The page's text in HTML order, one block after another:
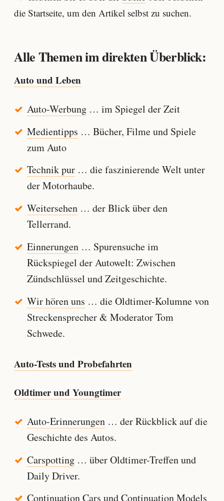
die Startseite, um den Artikel selbst zu suchen.
Alle Themen im direkten Überblick:
Auto und Leben
Auto-Werbung… im Spiegel der Zeit
Medientipps … Bücher, Filme und Spiele
zum Auto
Technik pur… die faszinierende Welt unter
der Motorhaube.
Weitersehen… der Blick über den
Tellerrand.
Einnerungen… Spurensuche im
Rückspiegel der Autowelt: Zwischen
Zündschlüssel und Zeitgeschichte.
Wir hören uns … die Oldtimer-Kolumne von
Streckensprecher & Moderator Tom
Schwede.
Auto-Tests und Probefahrten
Oldtimer und Youngtimer
Auto-Erinnerungen… der Rückblick auf die
Geschichte des Autos.
Carspotting… über Oldtimer-Treffen und
Daily Driver.
Continuation Cars und Continuation Models